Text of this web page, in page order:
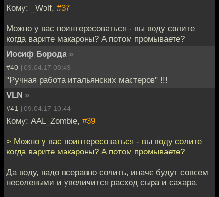
Кому: _Wolf, #37
Можно у вас поинтересоваться - вы воду солите
когда варите макароны? А потом промываете?
Иосиф Борода »
#40 | 09.04.17 08:49
"Ручная работа итальянских мастеров" !!!
VLN »
#41 | 09.04.17 10:44
Кому: AAL_Zombie, #39
> Можно у вас поинтересоваться - вы воду солите
когда варите макароны? А потом промываете?
Да воду, надо всеравно солить, иначе будут совсем
несолеными и увеличится расход сыра и сахара.